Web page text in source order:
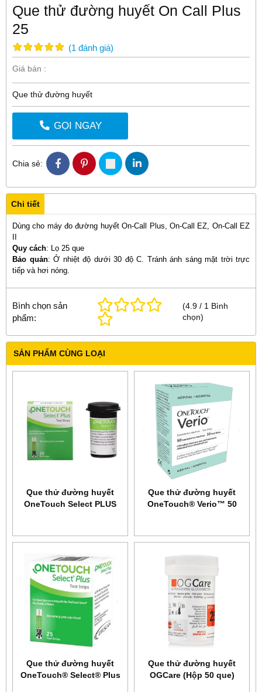
Que thử đường huyết On Call Plus
25
(1 đánh giá)
Giá bán :
Que thử đường huyết
GỌI NGAY
Chia sẻ:
Chi tiết
Dùng cho máy đo đường huyết On-Call Plus, On-Call EZ, On-Call EZ
Quy cách: Lọ 25 que
Bảo quản: Ở nhiệt độ dưới 30 độ C. Tránh ánh sáng mặt trời trực
tiếp và hơi nóng.
Bình chọn sản
phẩm:
(4.9 / 1 Bình
chọn)
SẢN PHẨM CÙNG LOẠI
Que thử đường huyết
OneTouch Select PLUS
Que thử đường huyết
OneTouch® Verio™ 50
Que thử đường huyết
OneTouch® Select® Plus
Que thử đường huyết
OGCare (Hộp 50 que)